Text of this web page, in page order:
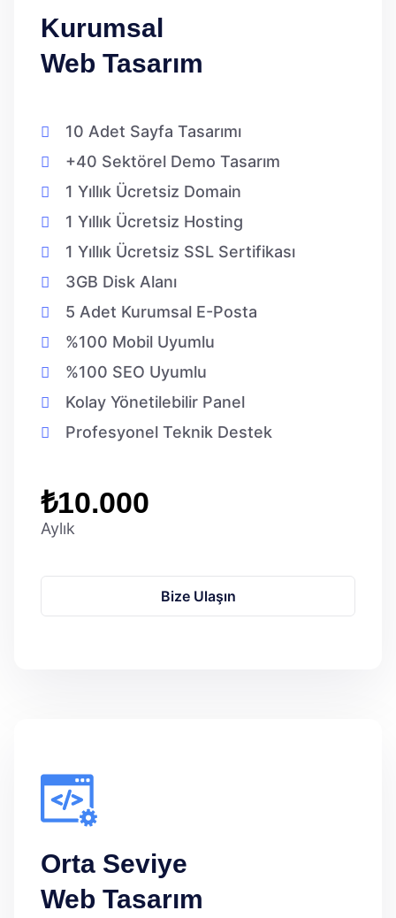
Kurumsal
Web Tasarım
10 Adet Sayfa Tasarımı
+40 Sektörel Demo Tasarım
1 Yıllık Ücretsiz Domain
1 Yıllık Ücretsiz Hosting
1 Yıllık Ücretsiz SSL Sertifikası
3GB Disk Alanı
5 Adet Kurumsal E-Posta
%100 Mobil Uyumlu
%100 SEO Uyumlu
Kolay Yönetilebilir Panel
Profesyonel Teknik Destek
₺10.000
Aylık
Bize Ulaşın
Orta Seviye
Web Tasarım